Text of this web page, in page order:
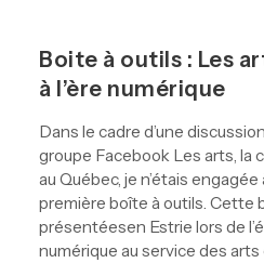
Boite à outils : Les
à l’ère numérique
Dans le cadre d’une
groupe Facebook Les arts, la
au Québec, je n’étais
première boîte à outils. Cette
présentéesen Estrie lors de
numérique au service des